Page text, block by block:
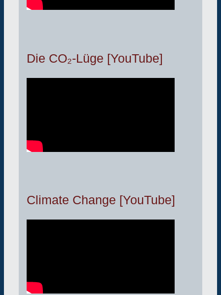
Die CO₂-Lüge [YouTube]
Climate Change [YouTube]